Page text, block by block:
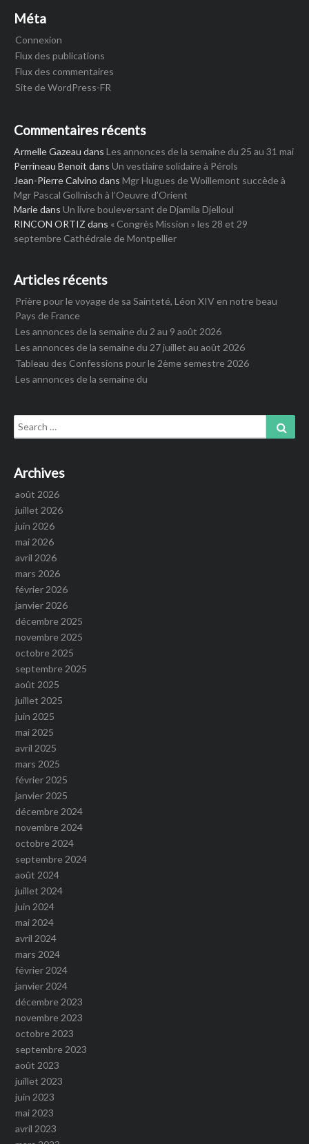
Méta
Connexion
Flux des publications
Flux des commentaires
Site de WordPress-FR
Commentaires récents
Armelle Gazeau dans Les annonces de la semaine du 25 au 31 mai
Perrineau Benoit dans Un vestiaire solidaire à Pérols
Jean-Pierre Calvino dans Mgr Hugues de Woillemont succède à
Mgr Pascal Gollnisch à l’Oeuvre d’Orient
Mariedans Un livre bouleversant de Djamila Djelloul
RINCON ORTIZ dans « Congrès Mission » les 28 et 29
septembre Cathédrale de Montpellier
Articles récents
Prière pour le voyage de sa Sainteté, Léon XIV en notre beau
Pays de France
Les annonces de la semaine du 2 au 9 août 2026
Les annonces de la semaine du 27 juillet au août 2026
Tableau des Confessions pour le 2ème semestre 2026
Les annonces de la semaine du
Search
for:
Archives
août 2026
juillet 2026
juin 2026
mai 2026
avril 2026
mars 2026
février 2026
janvier 2026
décembre 2025
novembre 2025
octobre 2025
septembre 2025
août 2025
juillet 2025
juin 2025
mai 2025
avril 2025
mars 2025
février 2025
janvier 2025
décembre 2024
novembre 2024
octobre 2024
septembre 2024
août 2024
juillet 2024
juin 2024
mai 2024
avril 2024
mars 2024
février 2024
janvier 2024
décembre 2023
novembre 2023
octobre 2023
septembre 2023
août 2023
juillet 2023
juin 2023
mai 2023
avril 2023